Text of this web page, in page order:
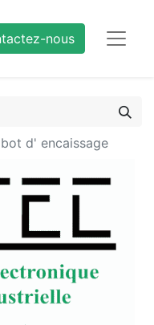
nous
d' encaissage